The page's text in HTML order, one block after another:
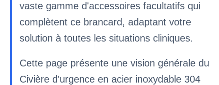
vaste gamme d'accessoires facultatifs qui
complètent ce brancard, adaptant votre
solution à toutes les situations cliniques.
Cette page présente une vision générale du
Civière d'urgence en acier inoxydable 304